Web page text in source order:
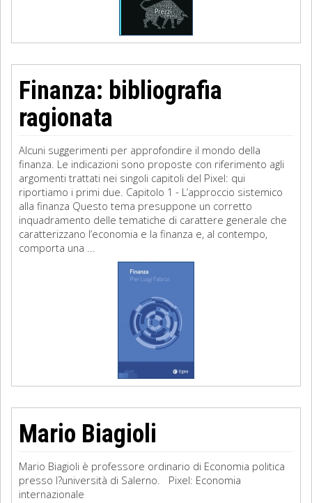
Finanza: bibliografia
ragionata
Alcuni suggerimenti per approfondire il mondo della
finanza. Le indicazioni sono proposte con riferimento agli
argomenti trattati nei singoli capitoli del Pixel: qui
riportiamo i primi due. Capitolo 1 - L’approccio sistemico
alla finanza Questo tema presuppone un corretto
inquadramento delle tematiche di carattere generale che
caratterizzano l’economia e la finanza e, al contempo,
comporta una ...
Mario Biagioli
Mario Biagioli è professore ordinario di Economia politica
presso l?università di Salerno. Pixel: Economia
internazionale